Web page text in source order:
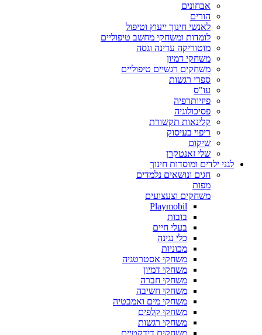
אבחונים
הורים
לאנשי חינוך ייעוץ וטיפול
לומדות ומשחקי מחשב טיפוליים
מוטוריקה עדינה וגסה
משחקי דמיון
משחקים רגשיים טיפוליים
ספרי רגשות
עו"ס
פיזיותרפיה
פסיכולוגיה
קלינאות תקשורת
ריפוי בעיסוק
שיקום
שלי זאנטקרן
לגני ילדים ומוסדות חינוך
חגים ונושאים נלמדים
מפות
משחקים וצעצועים
Playmobil
בובות
בעלי חיים
כלי נגינה
מכוניות
משחקי אסטרטגיה
משחקי דמיון
משחקי חברה
משחקי חשיבה
משחקי מים ואמבטיה
משחקי קלפים
משחקי רגשות
משחקים דידקטיים